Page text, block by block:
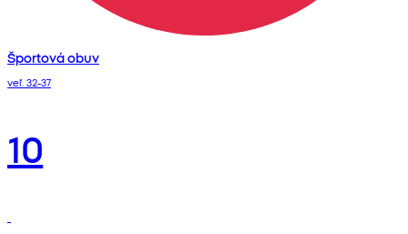
Športová obuv
veľ. 32-37
10